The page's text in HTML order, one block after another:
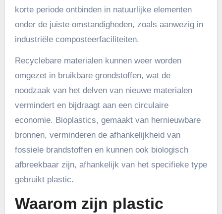
korte periode ontbinden in natuurlijke elementen
onder de juiste omstandigheden, zoals aanwezig in
industriële composteerfaciliteiten.
Recyclebare materialen kunnen weer worden
omgezet in bruikbare grondstoffen, wat de
noodzaak van het delven van nieuwe materialen
vermindert en bijdraagt aan een circulaire
economie. Bioplastics, gemaakt van hernieuwbare
bronnen, verminderen de afhankelijkheid van
fossiele brandstoffen en kunnen ook biologisch
afbreekbaar zijn, afhankelijk van het specifieke type
gebruikt plastic.
Waarom zijn plastic